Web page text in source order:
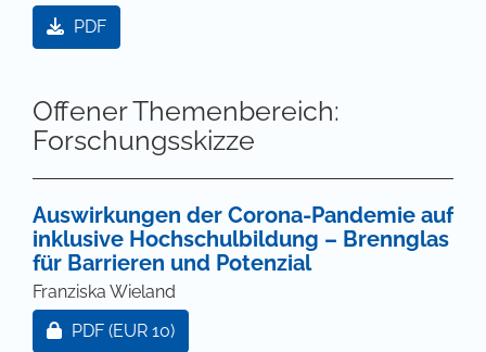
PDF
Offener Themenbereich:
Forschungsskizze
Auswirkungen der Corona-Pandemie auf
inklusive Hochschulbildung – Brennglas
für Barrieren und Potenzial
Franziska Wieland
Zugang für Abonnent/innen oder durch Zahlung
PDF (EUR 10)